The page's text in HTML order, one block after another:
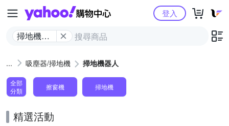
Yahoo購物中心
掃地機器
登入
吸塵器/掃地機 掃地機器人
全部
分類
擦窗機 掃地機
精選活動